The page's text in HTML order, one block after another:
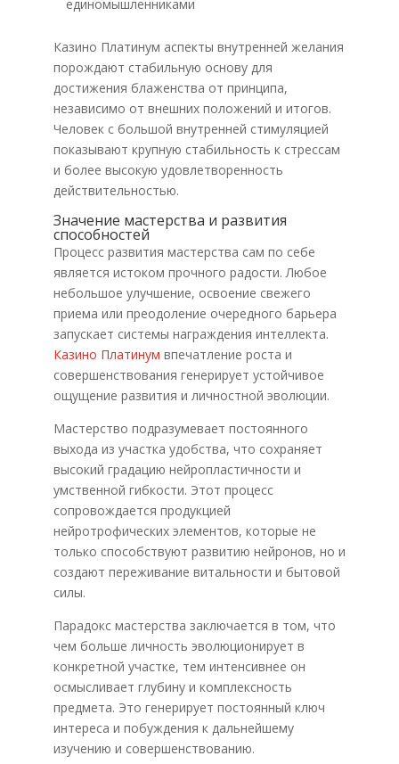
единомышленниками
Казино Платинум аспекты внутренней желания
порождают стабильную основу для
достижения блаженства от принципа,
независимо от внешних положений и итогов.
Человек с большой внутренней стимуляцией
показывают крупную стабильность к стрессам
и более высокую удовлетворенность
действительностью.
Значение мастерства и развития
способностей
Процесс развития мастерства сам по себе
является истоком прочного радости. Любое
небольшое улучшение, освоение свежего
приема или преодоление очередного барьера
запускает системы награждения интеллекта.
Казино Платинум впечатление роста и
совершенствования генерирует устойчивое
ощущение развития и личностной эволюции.
Мастерство подразумевает постоянного
выхода из участка удобства, что сохраняет
высокий градацию нейропластичности и
умственной гибкости. Этот процесс
сопровождается продукцией
нейротрофических элементов, которые не
только способствуют развитию нейронов, но и
создают переживание витальности и бытовой
силы.
Парадокс мастерства заключается в том, что
чем больше личность эволюционирует в
конкретной участке, тем интенсивнее он
осмысливает глубину и комплексность
предмета. Это генерирует постоянный ключ
интереса и побуждения к дальнейшему
изучению и совершенствованию.